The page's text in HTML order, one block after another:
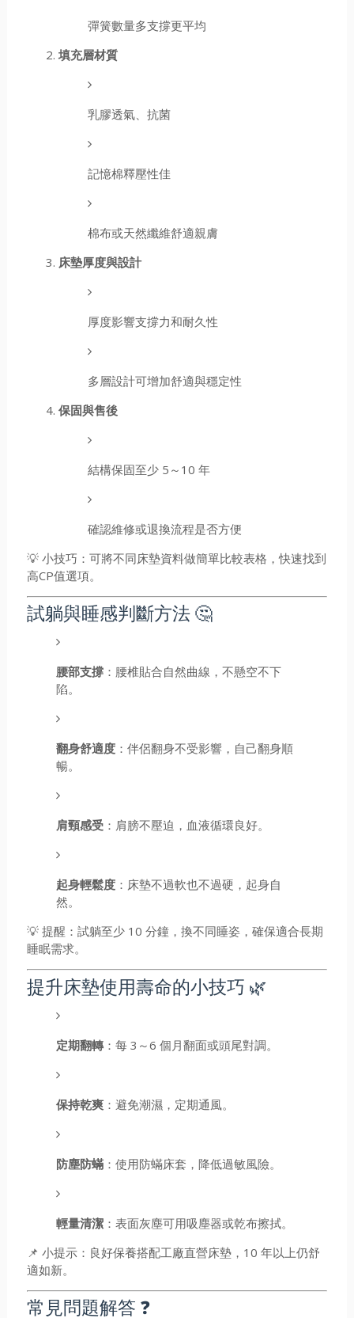
彈簧數量多支撐更平均
填充層材質
乳膠透氣、抗菌
記憶棉釋壓性佳
棉布或天然纖維舒適親膚
床墊厚度與設計
厚度影響支撐力和耐久性
多層設計可增加舒適與穩定性
保固與售後
結構保固至少 5～10 年
確認維修或退換流程是否方便
💡 小技巧：可將不同床墊資料做簡單比較表格，快速找到
高CP值選項。
試躺與睡感判斷方法 🤔
腰部支撐 ：腰椎貼合自然曲線，不懸空不下
陷。
翻身舒適度 ：伴侶翻身不受影響，自己翻身順
暢。
肩頸感受 ：肩膀不壓迫，血液循環良好。
起身輕鬆度 ：床墊不過軟也不過硬，起身自
然。
💡 提醒：試躺至少 10 分鐘，換不同睡姿，確保適合長期
睡眠需求。
提升床墊使用壽命的小技巧 🌿
定期翻轉 ：每 3～6 個月翻面或頭尾對調。
保持乾爽 ：避免潮濕，定期通風。
防塵防蟎 ：使用防蟎床套，降低過敏風險。
輕量清潔 ：表面灰塵可用吸塵器或乾布擦拭。
📌 小提示：良好保養搭配工廠直營床墊，10 年以上仍舒
適如新。
常見問題解答 ❓